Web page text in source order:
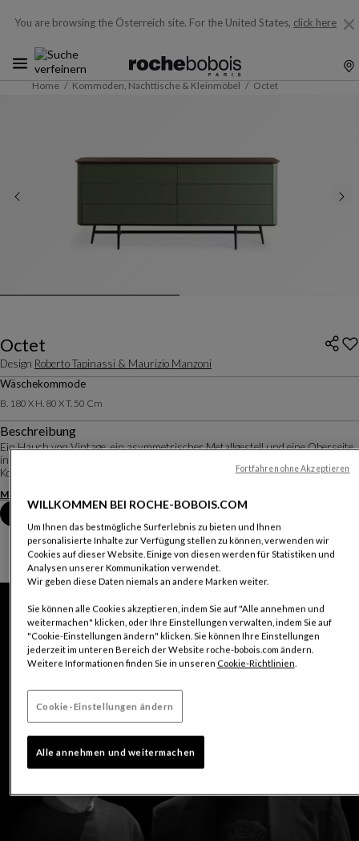
You are browsing the Österreich site. For the United States, click here
Home Kommoden, Nachttische & Kleinmöbel Octet
Octet
Design Roberto Tapinassi & Maurizio Manzoni
Wäschekommode
B. 180 X H. 80 X T. 50 Cm
Beschreibung
Ein Hauch von Vintage, ein asymmetrischer Metallgestell und eine Oberseite
in verschiedenen Größen und Ausführungen: Das sind die Zutaten der
Kollektion Octet, welche sich an jegliches Ambiente anpasst.
Mehr anzeigen
WILLKOMMEN BEI ROCHE-BOBOIS.COM
Um Ihnen das bestmögliche Surferlebnis zu bieten und Ihnen
personalisierte Inhalte zur Verfügung stellen zu können, verwenden wir
Cookies auf dieser Website. Einige von diesen werden für Statistiken und
Analysen unserer Kommunikation verwendet.
Wir geben diese Daten niemals an andere Marken weiter.
Sie können alle Cookies akzeptieren, indem Sie auf "Alle annehmen und
weitermachen" klicken, oder Ihre Einstellungen verwalten, indem Sie auf
"Cookie-Einstellungen ändern" klicken. Sie können Ihre Einstellungen
jederzeit im unteren Bereich der Website roche-bobois.com ändern.
Weitere Informationen finden Sie in unseren Cookie-Richtlinien.
Cookie-Einstellungen ändern
Alle annehmen und weitermachen
Fortfahren ohne Akzeptieren